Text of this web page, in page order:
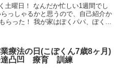
土曜日！ なんだか忙しい1週間でし
っしゃるかと思うので、自己紹介か
った！ 我が家はぽくパパ、ぽく...
療法の日(こぽくん7歳8ヶ月)
達凸凹 療育 訓練